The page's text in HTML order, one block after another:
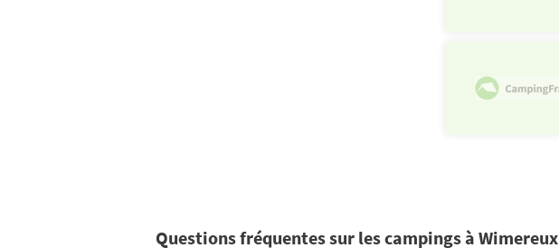
Questions fréquentes sur les campings à Wimereux